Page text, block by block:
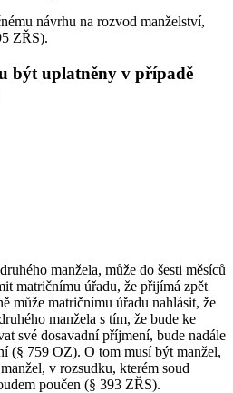
návrhu na rozvod manželství,
ZŘS).
být uplatněny v případě
manžela, může do šesti měsíců
matričnímu úřadu, že přijímá zpět
může matričnímu úřadu nahlásit, že
manžela s tím, že bude ke
své dosavadní příjmení, bude nadále
(§ 759 OZ). O tom musí být manžel,
v rozsudku, kterém soud
poučen (§ 393 ZŘS).